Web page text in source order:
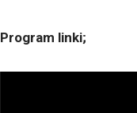
Program linki;